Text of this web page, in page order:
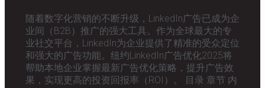
随着数字化营销的不断升级，LinkedIn广告已成为企
业间（B2B）推广的强大工具。作为全球最大的专
业社交平台，LinkedIn为企业提供了精准的受众定位
和强大的广告功能。纽约LinkedIn广告优化2025将
帮助本地企业掌握最新广告优化策略，提升广告效
果，实现更高的投资回报率（ROI）。 目录 章节 内